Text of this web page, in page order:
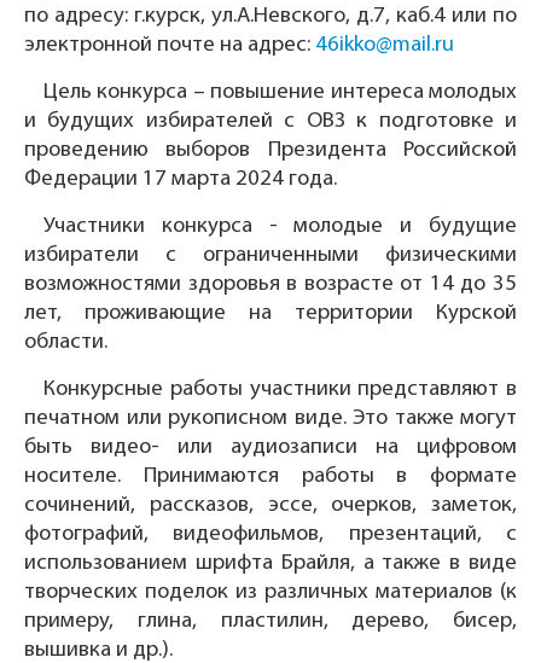
по адресу: г.курск, ул.А.Невского, д.7, каб.4 или по
электронной почте на адрес: 46ikko@mail.ru
Цель конкурса – повышение интереса молодых
и будущих избирателей с ОВЗ к подготовке и
проведению выборов Президента Российской
Федерации 17 марта 2024 года.
Участники конкурса - молодые и будущие
избиратели с ограниченными физическими
возможностями здоровья в возрасте от 14 до 35
лет, проживающие на территории Курской
области.
Конкурсные работы участники представляют в
печатном или рукописном виде. Это также могут
быть видео- или аудиозаписи на цифровом
носителе. Принимаются работы в формате
сочинений, рассказов, эссе, очерков, заметок,
фотографий, видеофильмов, презентаций, с
использованием шрифта Брайля, а также в виде
творческих поделок из различных материалов (к
примеру, глина, пластилин, дерево, бисер,
вышивка и др.).